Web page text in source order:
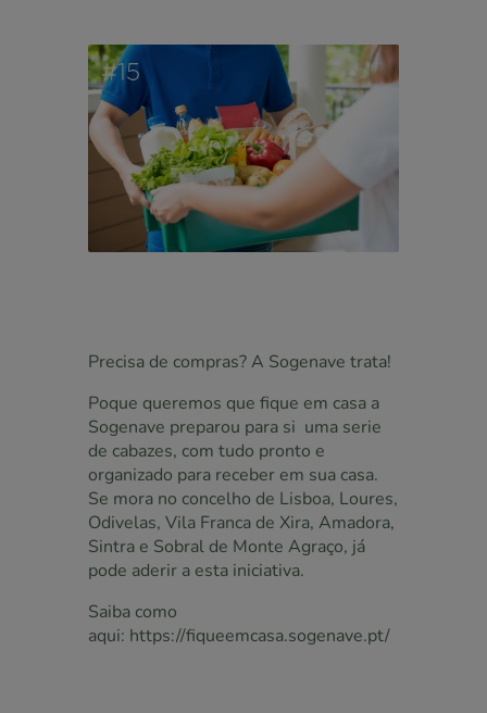
Precisa de compras? A Sogenave trata!
Poque queremos que fique em casa a
Sogenave preparou para si uma serie
de cabazes, com tudo pronto e
organizado para receber em sua casa.
Se mora no concelho de Lisboa, Loures,
Odivelas, Vila Franca de Xira, Amadora,
Sintra e Sobral de Monte Agraço, já
pode aderir a esta iniciativa.
Saiba como
aqui: https://fiqueemcasa.sogenave.pt/